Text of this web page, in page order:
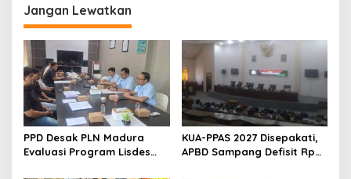
Sampang
Jangan Lewatkan
PPD Desak PLN Madura
Evaluasi Program Lisdes
KUA-PPAS 2027 Disepakati,
APBD Sampang Defisit Rp